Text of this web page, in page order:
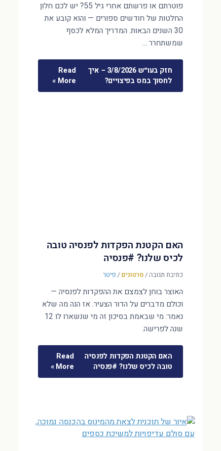
פוטרתם או פרשתם אחרי גיל 55? יש לכם חלון
החלטות של חודשים ספורים — והוא קובע את
30 השנים הבאות. המדריך המלא לכסף
שמשתחרר …
חזק בעו״ש 3/8/2026 – איך
לחסוך במס בפיצויים?
Read
More »
האם הקטנת הפקדות לפנסיה טובה
לכיס שלנו? #פנסיה
כתיבת תגובה/סרטונים / פיטר
האוצר בוחן לצמצם את ההפקדות לפנסיה —
וכולם מדברים על הדור הצעיר. אז הנה מה שלא
נאמר: מי שבאמת בסיכון זה מי שנשארו לו 12
שנה לפרישה.
האם הקטנת הפקדות לפנסיה
טובה לכיס שלנו? #פנסיה
Read
More »